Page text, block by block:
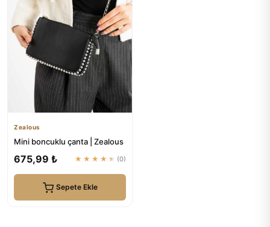
Zealous
Mini boncuklu çanta | Zealous
675,99 ₺ ★★★★★ (0)
Sepete Ekle